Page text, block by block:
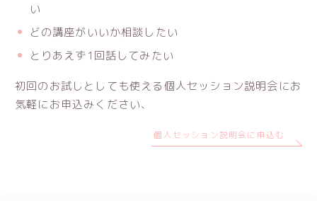
い
どの講座がいいか相談したい
とりあえず1回話してみたい
初回のお試しとしても使える個人セッション説明会にお
気軽にお申込みください、
個人セッション説明会に申込む